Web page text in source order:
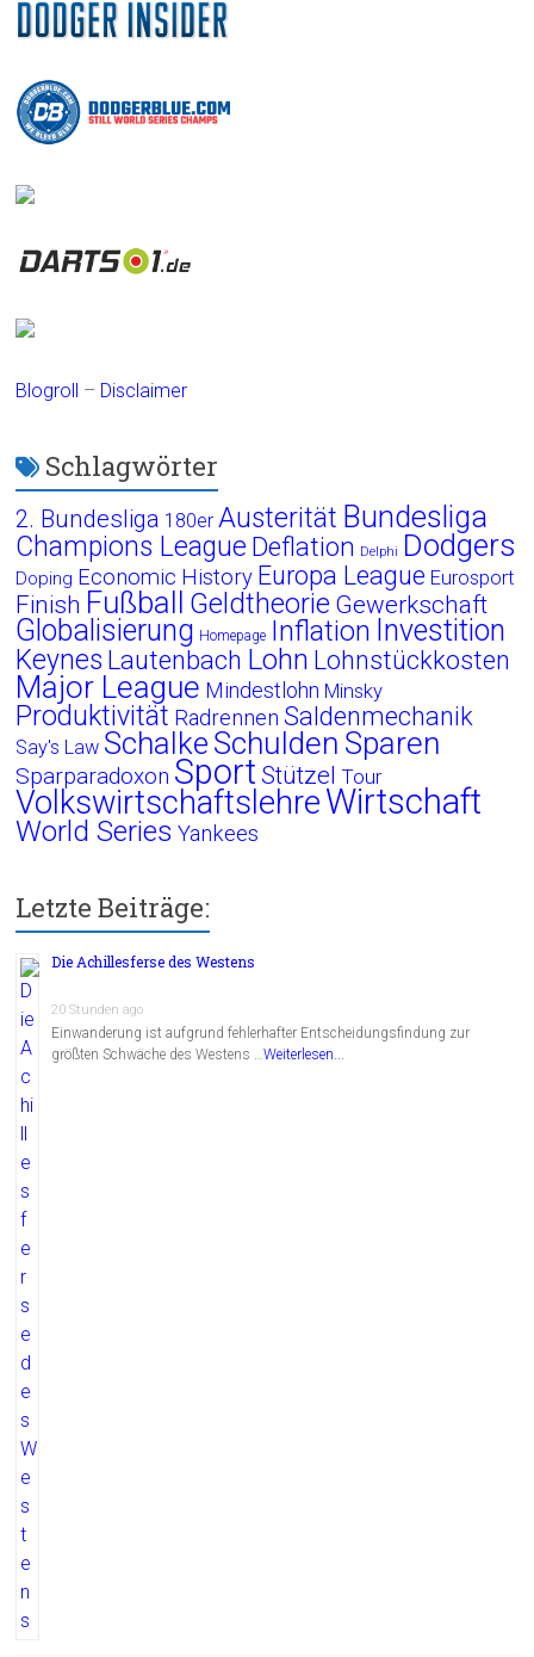
Blogroll – Disclaimer
Schlagwörter
2. Bundesliga 180er Austerität Bundesliga
Champions League Deflation Delphi Dodgers
Doping Economic History Europa League Eurosport
Finish Fußball Geldtheorie Gewerkschaft
Globalisierung Homepage Inflation Investition
Keynes Lautenbach Lohn Lohnstückkosten
Major League Mindestlohn Minsky
Produktivität Radrennen Saldenmechanik
Say's Law Schalke Schulden Sparen
Sparparadoxon Sport Stützel Tour
VolkswirtschaftslehreWirtschaft
World Series Yankees
Letzte Beiträge:
Die Achillesferse des Westens
20 Stunden ago
Einwanderung ist aufgrund fehlerhafter Entscheidungsfindung zur
größten Schwäche des Westens …Weiterlesen...